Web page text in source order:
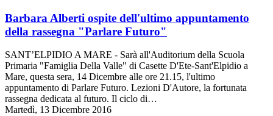
Barbara Alberti ospite dell'ultimo appuntamento
della rassegna "Parlare Futuro"
SANT’ELPIDIO A MARE - Sarà all'Auditorium della Scuola
Primaria "Famiglia Della Valle" di Casette D'Ete-Sant'Elpidio a
Mare, questa sera, 14 Dicembre alle ore 21.15, l'ultimo
appuntamento di Parlare Futuro. Lezioni D'Autore, la fortunata
rassegna dedicata al futuro. Il ciclo di…
Martedì, 13 Dicembre 2016